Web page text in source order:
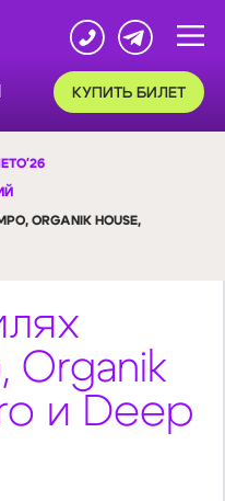
КУПИТЬ БИЛЕТ
ORGANIK HOUSE,
Organik
и Deep